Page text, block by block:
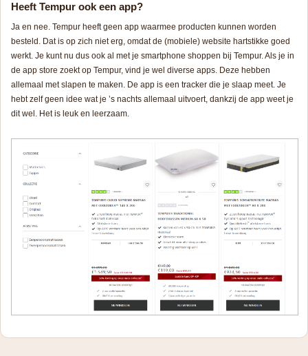
Heeft Tempur ook een app?
Ja en nee. Tempur heeft geen app waarmee producten kunnen worden
besteld. Dat is op zich niet erg, omdat de (mobiele) website hartstikke goed
werkt. Je kunt nu dus ook al met je smartphone shoppen bij Tempur. Als je in
de app store zoekt op Tempur, vind je wel diverse apps. Deze hebben
allemaal met slapen te maken. De app is een tracker die je slaap meet. Je
hebt zelf geen idee wat je ’s nachts allemaal uitvoert, dankzij de app weet je
dit wel. Het is leuk en leerzaam.